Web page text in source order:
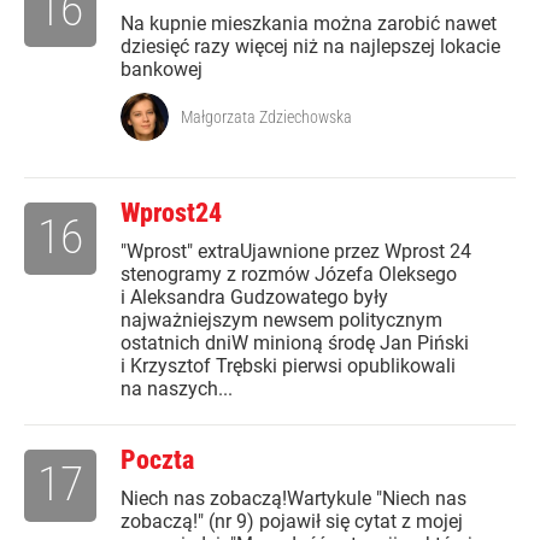
Na kupnie mieszkania można zarobić nawet
dziesięć razy więcej niż na najlepszej lokacie
bankowej
Małgorzata Zdziechowska
Wprost24
"Wprost" extraUjawnione przez Wprost 24
stenogramy z rozmów Józefa Oleksego
i Aleksandra Gudzowatego były
najważniejszym newsem politycznym
ostatnich dniW minioną środę Jan Piński
i Krzysztof Trębski pierwsi opublikowali
na naszych...
16
Poczta
Niech nas zobaczą!Wartykule "Niech nas
zobaczą!" (nr 9) pojawił się cytat z mojej
17